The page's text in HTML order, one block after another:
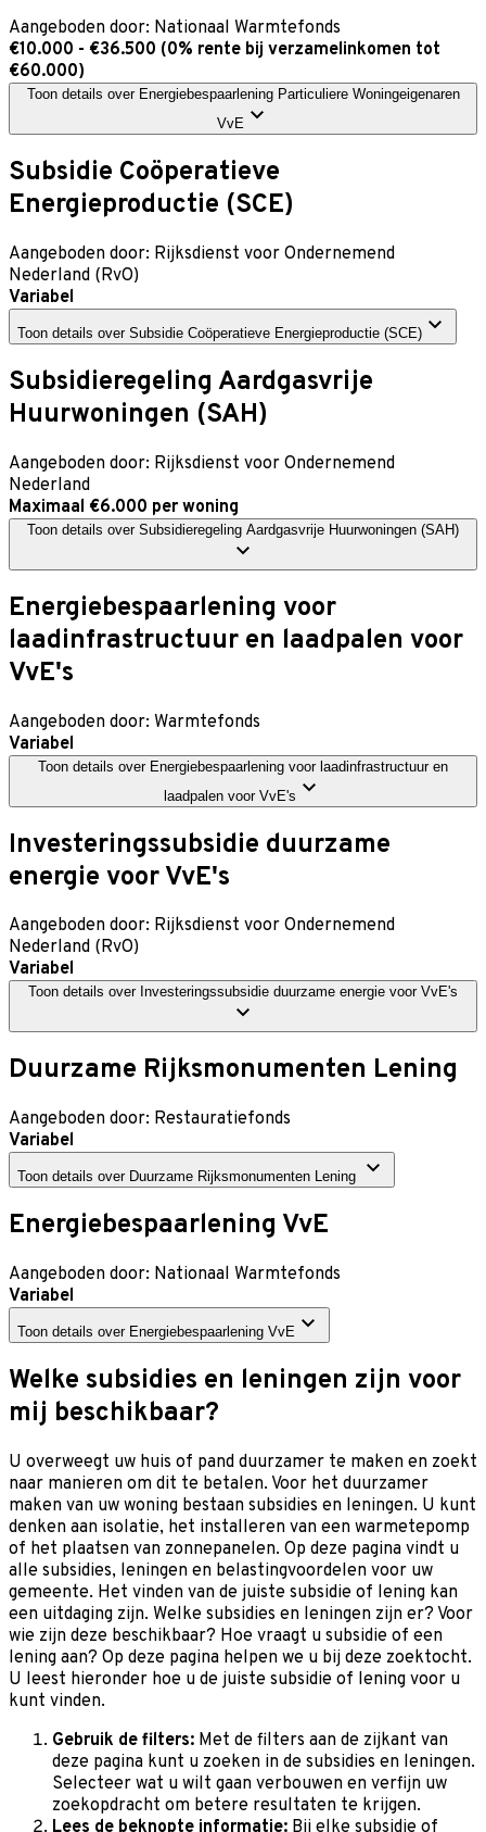
Aangeboden door: Nationaal Warmtefonds
€10.000 - €36.500 (0% rente bij verzamelinkomen tot
€60.000)
Toon details over Energiebespaarlening Particuliere Woningeigenaren
VvE
Subsidie Coöperatieve
Energieproductie (SCE)
Aangeboden door: Rijksdienst voor Ondernemend
Nederland (RvO)
Variabel
Toon details over Subsidie Coöperatieve Energieproductie (SCE)
Subsidieregeling Aardgasvrije
Huurwoningen (SAH)
Aangeboden door: Rijksdienst voor Ondernemend
Nederland
Maximaal €6.000 per woning
Toon details over Subsidieregeling Aardgasvrije Huurwoningen (SAH)
Energiebespaarlening voor
laadinfrastructuur en laadpalen voor
VvE's
Aangeboden door: Warmtefonds
Variabel
Toon details over Energiebespaarlening voor laadinfrastructuur en
laadpalen voor VvE's
Investeringssubsidie duurzame
energie voor VvE's
Aangeboden door: Rijksdienst voor Ondernemend
Nederland (RvO)
Variabel
Toon details over Investeringssubsidie duurzame energie voor VvE's
Duurzame Rijksmonumenten Lening
Aangeboden door: Restauratiefonds
Variabel
Toon details over Duurzame Rijksmonumenten Lening
Energiebespaarlening VvE
Aangeboden door: Nationaal Warmtefonds
Variabel
Toon details over Energiebespaarlening VvE
Welke subsidies en leningen zijn voor
mij beschikbaar?
U overweegt uw huis of pand duurzamer te maken en zoekt
naar manieren om dit te betalen. Voor het duurzamer
maken van uw woning bestaan subsidies en leningen. U kunt
denken aan isolatie, het installeren van een warmetepomp
of het plaatsen van zonnepanelen. Op deze pagina vindt u
alle subsidies, leningen en belastingvoordelen voor uw
gemeente. Het vinden van de juiste subsidie of lening kan
een uitdaging zijn. Welke subsidies en leningen zijn er? Voor
wie zijn deze beschikbaar? Hoe vraagt u subsidie of een
lening aan? Op deze pagina helpen we u bij deze zoektocht.
U leest hieronder hoe u de juiste subsidie of lening voor u
kunt vinden.
Gebruik de filters: Met de filters aan de zijkant van
deze pagina kunt u zoeken in de subsidies en leningen.
Selecteer wat u wilt gaan verbouwen en verfijn uw
zoekopdracht om betere resultaten te krijgen.
Lees de beknopte informatie: Bij elke subsidie of